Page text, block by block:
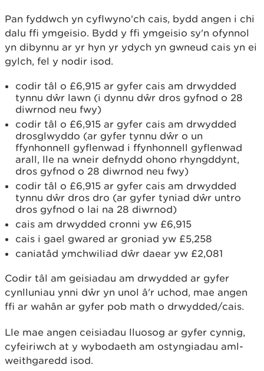
Pan fyddwch yn cyflwyno'ch cais, bydd angen i chi
dalu ffi ymgeisio. Bydd y ffi ymgeisio sy'n ofynnol
yn dibynnu ar yr hyn yr ydych yn gwneud cais yn ei
gylch, fel y nodir isod.
codir tâl o £6,915 ar gyfer cais am drwydded
tynnu dŵr lawn (i dynnu dŵr dros gyfnod o 28
diwrnod neu fwy)
codir tâl o £6,915 ar gyfer cais am drwydded
drosglwyddo (ar gyfer tynnu dŵr o un
ffynhonnell gyflenwad i ffynhonnell gyflenwad
arall, lle na wneir defnydd ohono rhyngddynt,
dros gyfnod o 28 diwrnod neu fwy)
codir tâl o £6,915 ar gyfer cais am drwydded
tynnu dŵr dros dro (ar gyfer tyniad dŵr untro
dros gyfnod o lai na 28 diwrnod)
cais am drwydded cronni yw £6,915
cais i gael gwared ar groniad yw £5,258
caniatâd ymchwiliad dŵr daear yw £2,081
Codir tâl am geisiadau am drwydded ar gyfer
cynlluniau ynni dŵr yn unol â'r uchod, mae angen
ffi ar wahân ar gyfer pob math o drwydded/cais.
Lle mae angen ceisiadau lluosog ar gyfer cynnig,
cyfeiriwch at y wybodaeth am ostyngiadau aml-
weithgaredd isod.